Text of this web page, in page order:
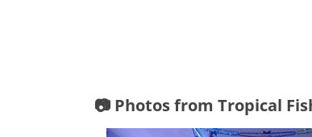
📷 Photos from Tropical